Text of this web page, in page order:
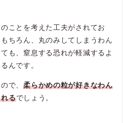
ことを考えた工夫がされてお
ちろん、丸のみしてしまうわん
も、窒息する恐れが軽減するよ
んです。
で、柔らかめの粒が好きなわん
るでしょう。